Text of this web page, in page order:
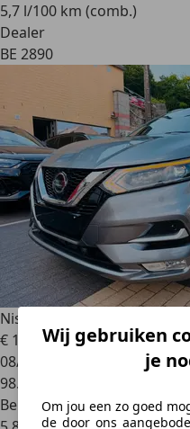
Wij gebruiken
je
Om jou een zo goed
de door ons
5,7 l/100 km (comb.)
Dealer
BE 2890
Nissan Qashqai
€ 14.990
08/2020
98.000 km
Benzine